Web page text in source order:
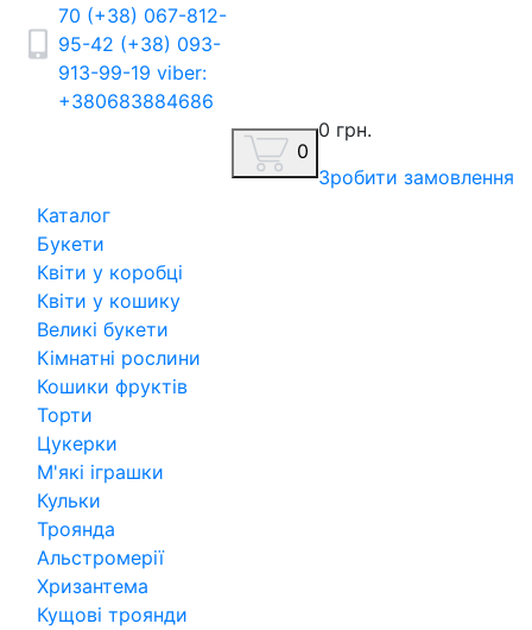
70 (+38) 067-812-
95-42 (+38) 093-
913-99-19 viber:
+380683884686
0
0 грн.
Зробити замовлення
Каталог
Букети
Квіти у коробці
Квіти у кошику
Великі букети
Кімнатні рослини
Кошики фруктів
Торти
Цукерки
М'які іграшки
Кульки
Троянда
Альстромерії
Хризантема
Кущові троянди